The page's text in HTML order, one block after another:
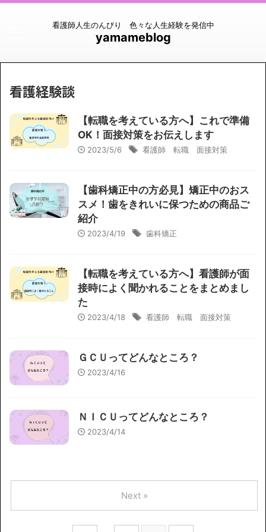
看護師人生のんびり 色々な人生経験を発信中
yamameblog
看護経験談
【転職を考えている方へ】これで準備
OK！面接対策をお伝えします
2023/5/6 看護師 転職 面接対策
【歯科矯正中の方必見】矯正中のおス
スメ！歯をきれいに保つための商品ご
紹介
2023/4/19 歯科矯正
【転職を考えている方へ】看護師が面
接時によく聞かれることをまとめまし
た
2023/4/18 看護師 転職 面接対策
ＧＣＵってどんなところ？
2023/4/16
ＮＩＣＵってどんなところ？
2023/4/14
Next »